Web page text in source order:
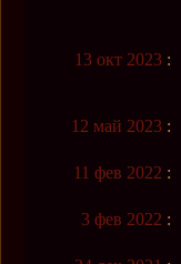
13 окт 2023 :
12 май 2023 :
11 фев 2022 :
3 фев 2022 :